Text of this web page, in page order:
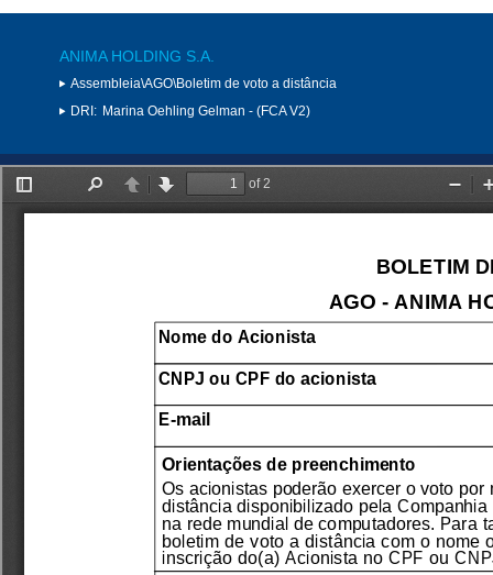
ANIMA HOLDING S.A.
Assembleia\AGO\Boletim de voto a distância
DRI: Marina Oehling Gelman - (FCA V2)